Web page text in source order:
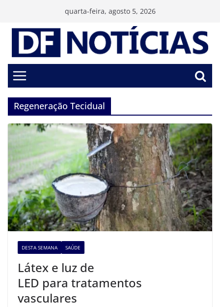
conteúdo
quarta-feira, agosto 5, 2026
Regeneração Tecidual
DESTA SEMANA SAÚDE
Látex e luz de
LED para tratamentos
vasculares